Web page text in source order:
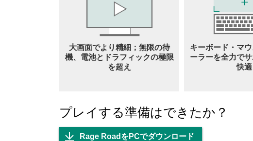
大画面でより精細；無限の待
機、電池とドラフィックの極限
を超え
キーボード・マ
ーラーを全力で
快適
プレイする準備はできたか？
Rage RoadをPCでダウンロード